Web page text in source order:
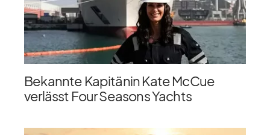
Bekannte Kapitänin Kate McCue
verlässt Four Seasons Yachts